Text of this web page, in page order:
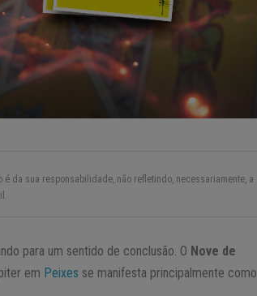
da sua responsabilidade, não refletindo, necessariamente, a
para um sentido de conclusão. O Nove de
em Peixes se manifesta principalmente como